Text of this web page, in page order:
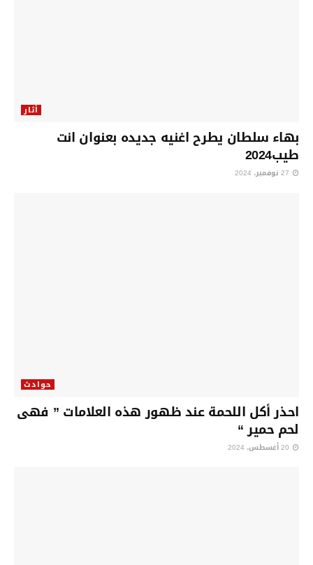
أثار
بهاء سلطان يطرح اغنيه جديده بعنوان انت
طيب2024
حوادث
احذر أكل اللحمة عند ظهور هذه العلامات ” فهى
لحم حمير “